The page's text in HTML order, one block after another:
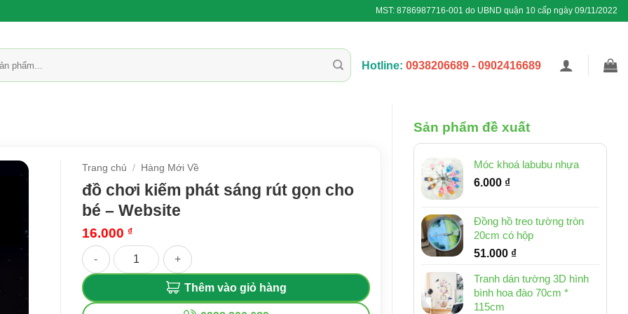
MST: 8786987716-001 do UBND quận 10 cấp ngày 09/11/2022
Hotline: 0938206689 - 0902416689
Sản phẩm đề xuất
Móc khoá labubu nhựa
6.000 ₫
Đồng hồ treo tường tròn
20cm có hộp
51.000 ₫
Tranh dán tường 3D hình
bình hoa đào 70cm *
115cm
Trang chủ / Hàng Mới Về
đồ chơi kiếm phát sáng rút gọn cho
bé – Website
16.000 ₫
đồ chơi kiếm phát sáng rút gọn cho bé - Website số lượng
Thêm vào giỏ hàng